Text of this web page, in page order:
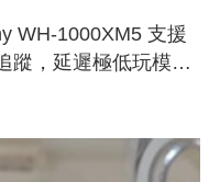
WH-1000XM5 支援
蹤，延遲極低玩模擬